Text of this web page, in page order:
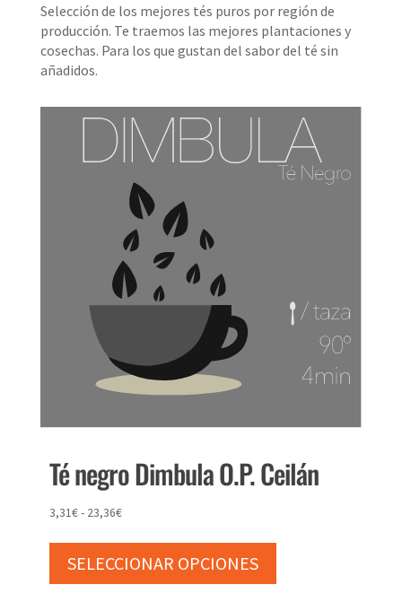
Selección de los mejores tés puros por región de
producción. Te traemos las mejores plantaciones y
cosechas. Para los que gustan del sabor del té sin
añadidos.
Té negro Dimbula O.P. Ceilán
3,31€- 23,36€Rango
precios:
desde
SELECCIONAR OPCIONES
tiene